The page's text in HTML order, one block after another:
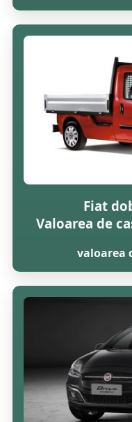
Fiat
Valoarea de
valoarea